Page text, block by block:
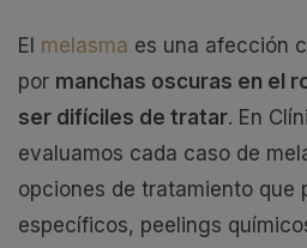
El melasma es una afección
por manchas oscuras en el
ser difíciles de tratar. En
evaluamos cada caso de
opciones de tratamiento que
específicos, peelings